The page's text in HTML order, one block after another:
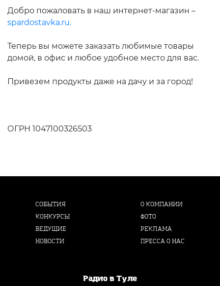
Добро пожаловать в наш интернет-магазин –
spardostavka.ru.
Теперь вы можете заказать любимые товары
домой, в офис и любое удобное место для вас.
Привезем продукты даже на дачу и за город!
ОГРН 1047100326503
СОБЫТИЯ
КОНКУРСЫ
ВЕДУЩИЕ
НОВОСТИ
О КОМПАНИИ
ФОТО
РЕКЛАМА
ПРЕССА О НАС
Радио в Туле